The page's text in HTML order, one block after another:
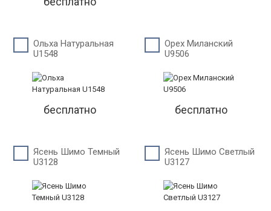
Ольха Натуральная
U1548
бесплатно
Орех Миланский
U9506
бесплатно
Ясень Шимо Темный
U3128
Ясень Шимо Светлый
U3127